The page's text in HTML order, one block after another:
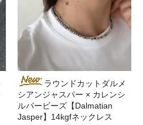
ラウンドカットダルメ
シアンジャスパー × カレンシ
ルバービーズ【Dalmatian
Jasper】14kgfネックレス